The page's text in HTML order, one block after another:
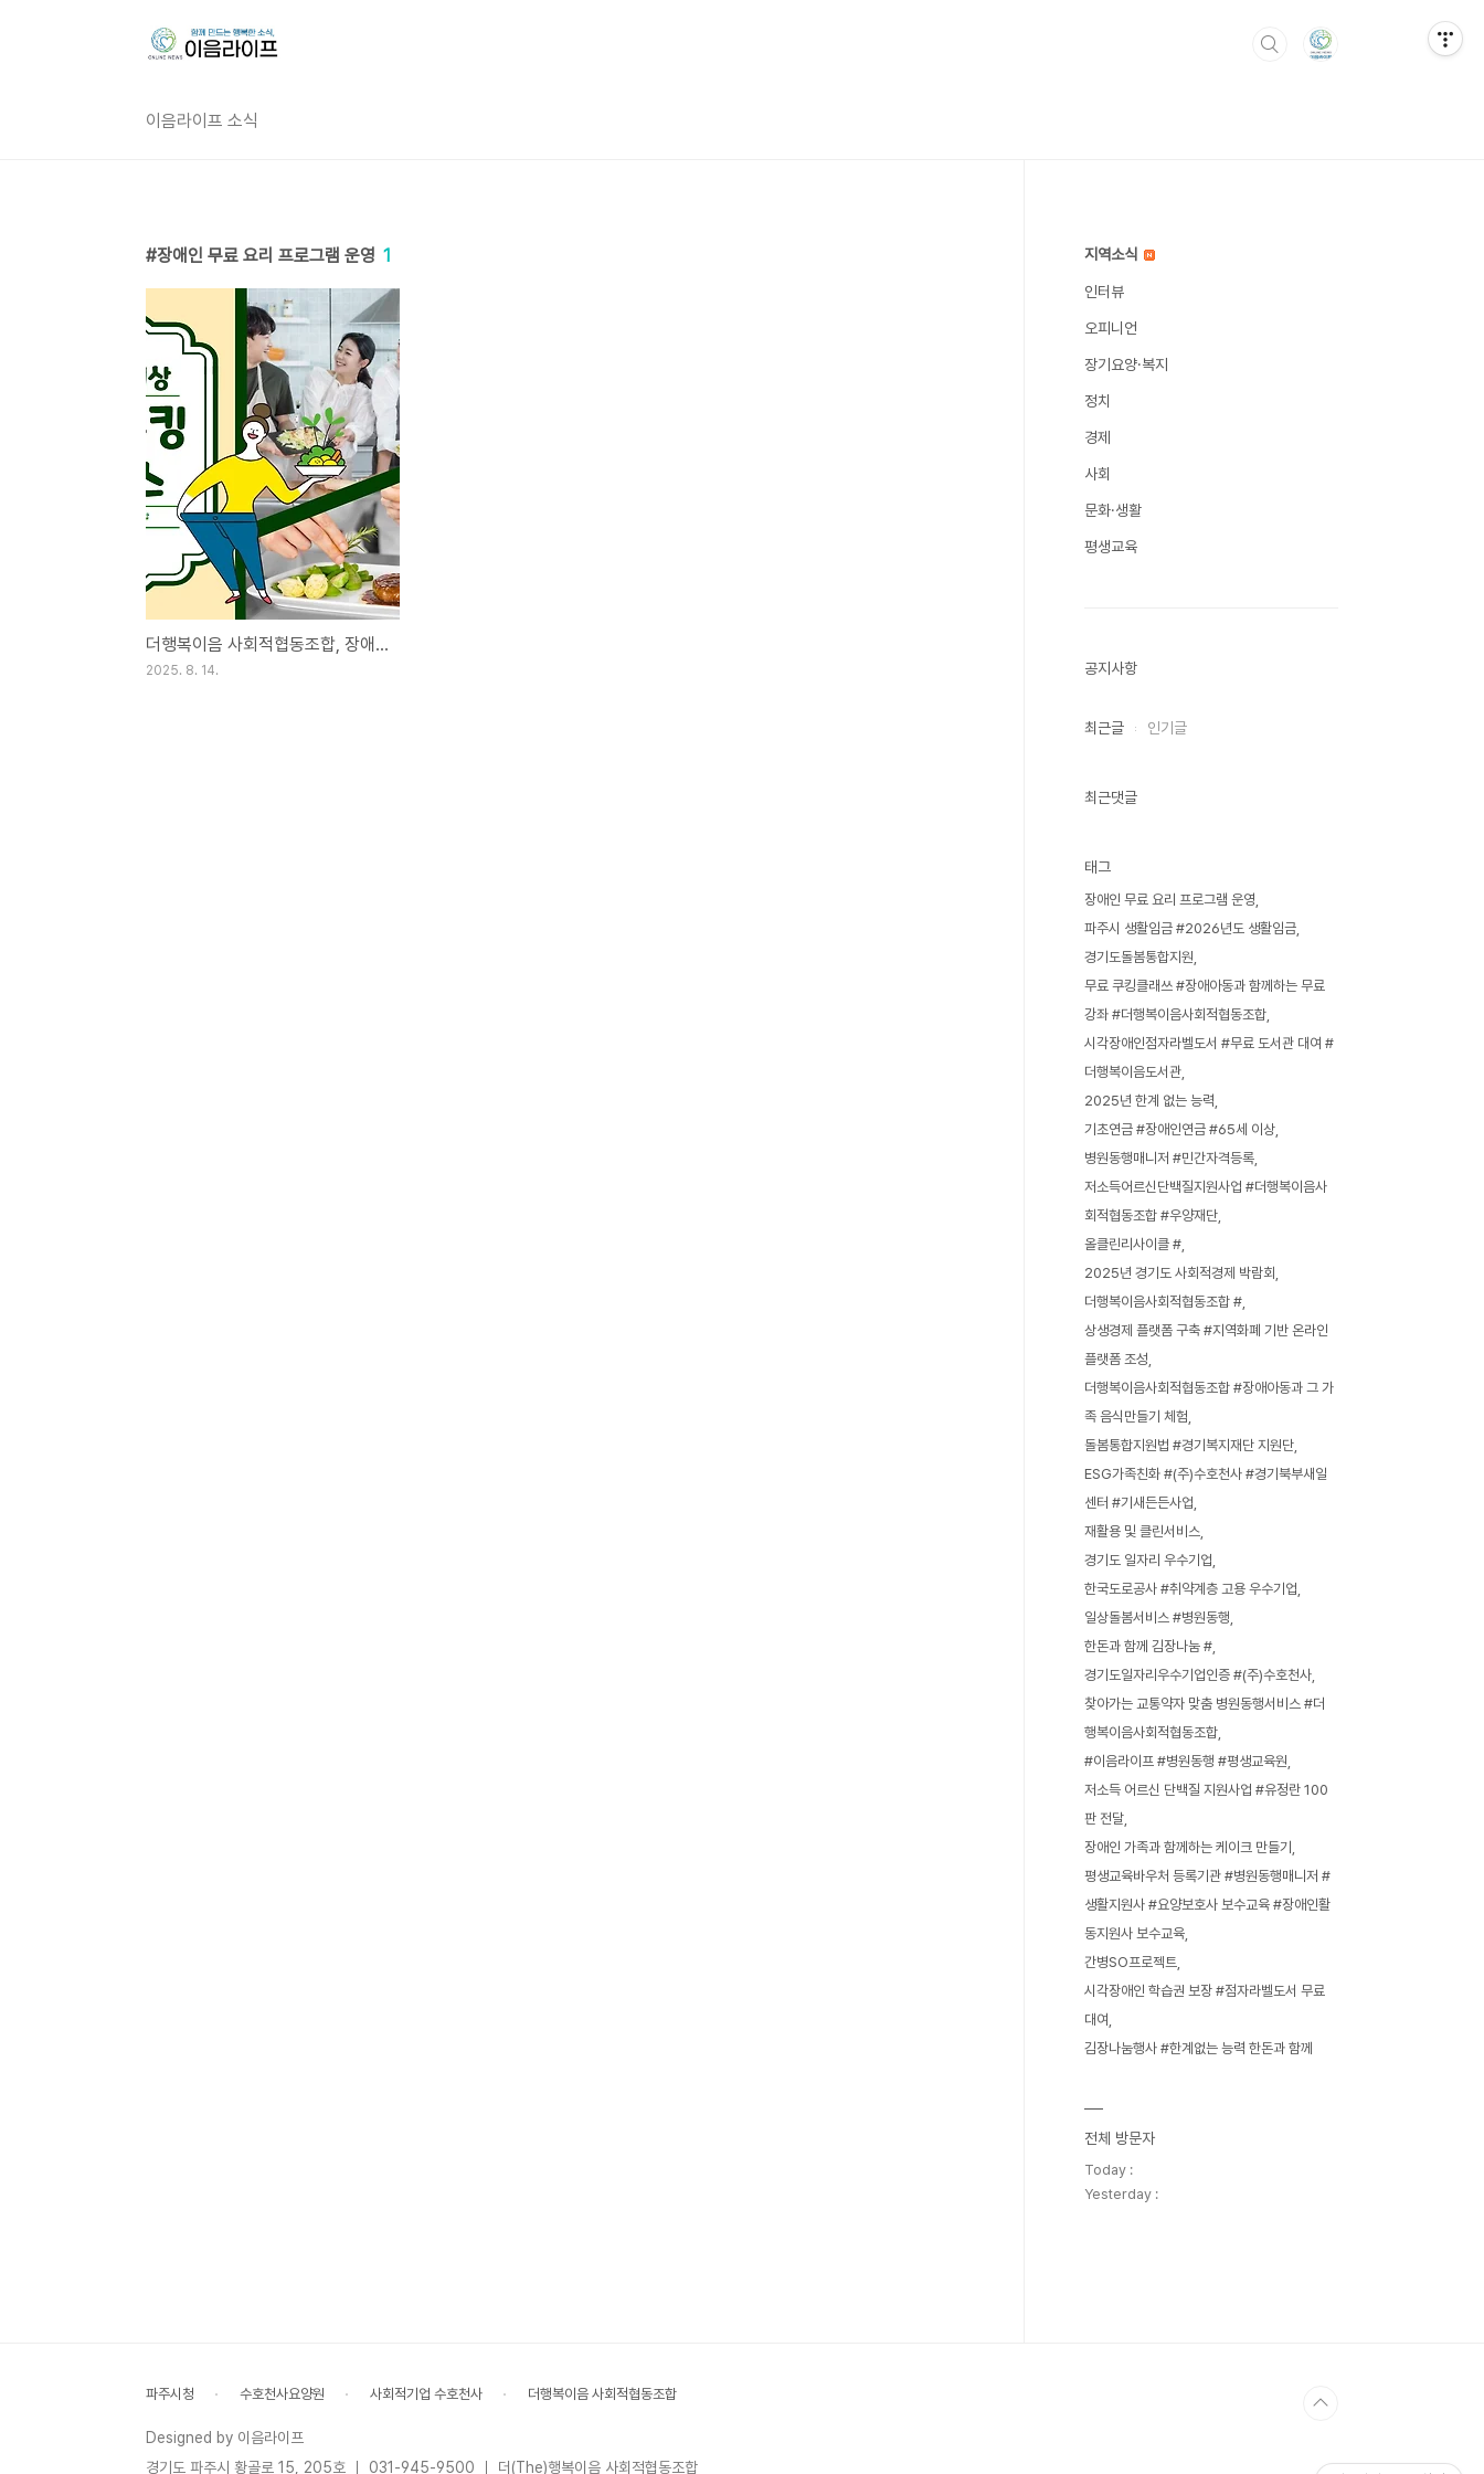
이음라이프 소식
장애인 무료 요리 프로그램 운영 1
더행복이음 사회적협동조합, 장애인 대상 무료 요리 프로그램 운영
2025. 8. 14.
지역소식
인터뷰
오피니언
장기요양·복지
정치
경제
사회
문화·생활
평생교육
공지사항
최근글 인기글
최근댓글
태그
장애인 무료 요리 프로그램 운영
파주시 생활임금 #2026년도 생활임금
경기도돌봄통합지원
무료 쿠킹클래쓰 #장애아동과 함께하는 무료
강좌 #더행복이음사회적협동조합
시각장애인점자라벨도서 #무료 도서관 대여 #
더행복이음도서관
2025년 한계 없는 능력
기초연금 #장애인연금 #65세 이상
병원동행매니저 #민간자격등록
저소득어르신단백질지원사업 #더행복이음사
회적협동조합 #우양재단
올클린리사이클 #
2025년 경기도 사회적경제 박람회
더행복이음사회적협동조합 #
상생경제 플랫폼 구축 #지역화폐 기반 온라인
플랫폼 조성
더행복이음사회적협동조합 #장애아동과 그 가
족 음식만들기 체험
돌봄통합지원법 #경기복지재단 지원단
ESG가족친화 #(주)수호천사 #경기북부새일
센터 #기새든든사업
재활용 및 클린서비스
경기도 일자리 우수기업
한국도로공사 #취약계층 고용 우수기업
일상돌봄서비스 #병원동행
한돈과 함께 김장나눔 #
경기도일자리우수기업인증 #(주)수호천사
찾아가는 교통약자 맞춤 병원동행서비스 #더
행복이음사회적협동조합
#이음라이프 #병원동행 #평생교육원
저소득 어르신 단백질 지원사업 #유정란 100
판 전달
장애인 가족과 함께하는 케이크 만들기
평생교육바우처 등록기관 #병원동행매니저 #
생활지원사 #요양보호사 보수교육 #장애인활
동지원사 보수교육
간병SO프로젝트
시각장애인 학습권 보장 #점자라벨도서 무료
대여
김장나눔행사 #한계없는 능력 한돈과 함께
전체 방문자
Today :
Yesterday :
파주시청 수호천사요양원 사회적기업 수호천사 더행복이음 사회적협동조합
Designed by 이음라이프
경기도 파주시 황골로 15, 205호 ｜ 031-945-9500 ｜ 더(The)행복이음 사회적협동조합